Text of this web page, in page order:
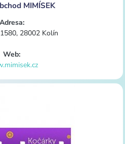
MIMÍSEK
Adresa:
28002 Kolín
Web: